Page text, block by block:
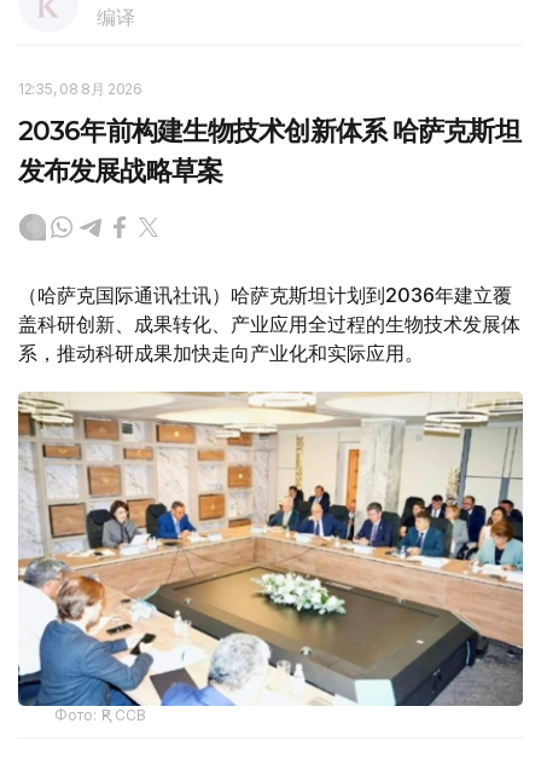
编译
12:35, 08 8月 2026
2036年前构建生物技术创新体系 哈萨克斯坦
发布发展战略草案
（哈萨克国际通讯社讯）哈萨克斯坦计划到2036年建立覆
盖科研创新、成果转化、产业应用全过程的生物技术发展体
系，推动科研成果加快走向产业化和实际应用。
Фото: ҚР ССВ